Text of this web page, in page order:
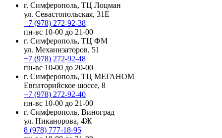
г. Симферополь, ТЦ Лоцман
ул. Севастопольская, 31Е
+7 (978) 272-92-38
пн-вс 10-00 до 21-00
г. Симферополь, ТЦ ФМ
ул. Механизаторов, 51
+7 (978) 272-92-48
пн-вс 10-00 до 20-00
г. Симферополь, ТЦ МЕГАНОМ
Евпаторийское шоссе, 8
+7 (978) 272-92-40
пн-вс 10-00 до 21-00
г. Симферополь, Виноград
ул. Никанорова, 4Ж
8 (978) 777-18-95